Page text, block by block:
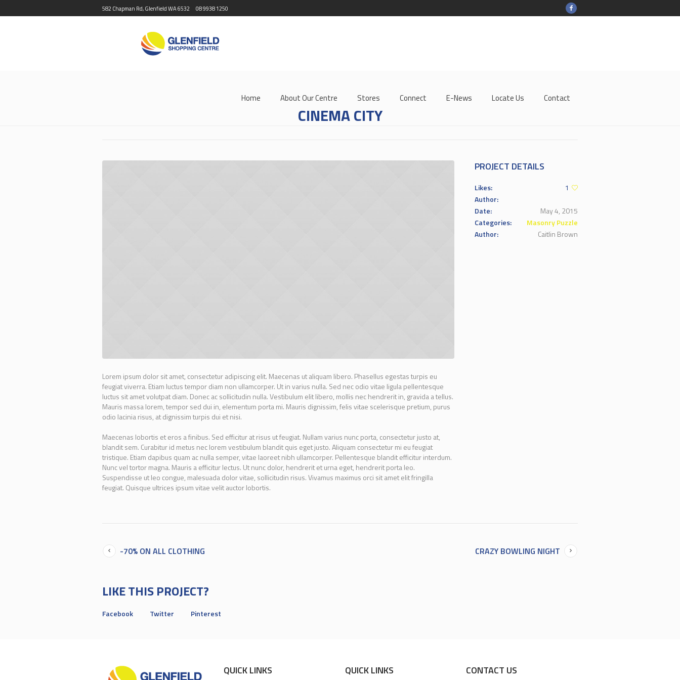
582 Chapman Rd, Glenfield WA 6532 08 9938 1250
Home About Our Centre Stores Connect E-News Locate Us Contact
CINEMA CITY
Lorem ipsum dolor sit amet, consectetur adipiscing elit. Maecenas ut aliquam libero. Phasellus egestas turpis eu
feugiat viverra. Etiam luctus tempor diam non ullamcorper. Ut in varius nulla. Sed nec odio vitae ligula pellentesque
luctus sit amet volutpat diam. Donec ac sollicitudin nulla. Vestibulum elit libero, mollis nec hendrerit in, gravida a tellus.
Mauris massa lorem, tempor sed dui in, elementum porta mi. Mauris dignissim, felis vitae scelerisque pretium, purus
odio lacinia risus, at dignissim turpis dui et nisi.
Maecenas lobortis et eros a finibus. Sed efficitur at risus ut feugiat. Nullam varius nunc porta, consectetur justo at,
blandit sem. Curabitur id metus nec lorem vestibulum blandit quis eget justo. Aliquam consectetur mi eu feugiat
tristique. Etiam dapibus quam ac nulla semper, vitae laoreet nibh ullamcorper. Pellentesque blandit efficitur interdum.
Nunc vel tortor magna. Mauris a efficitur lectus. Ut nunc dolor, hendrerit et urna eget, hendrerit porta leo.
Suspendisse ut leo congue, malesuada dolor vitae, sollicitudin risus. Vivamus maximus orci sit amet elit fringilla
feugiat. Quisque ultrices ipsum vitae velit auctor lobortis.
PROJECT DETAILS
Likes:
1
Author:
Date:
May 4, 2015
Categories:
Masonry Puzzle
Author:
Caitlin Brown
-70% ON ALL CLOTHING CRAZY BOWLING NIGHT
LIKE THIS PROJECT?
Facebook Twitter Pinterest
QUICK LINKS QUICK LINKS CONTACT US